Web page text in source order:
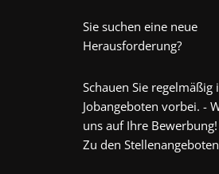
Sie suchen eine neue
Herausforderung?
Schauen Sie regelmäßig
Jobangeboten vorbei. -
uns auf Ihre Bewerbung!
Zu den